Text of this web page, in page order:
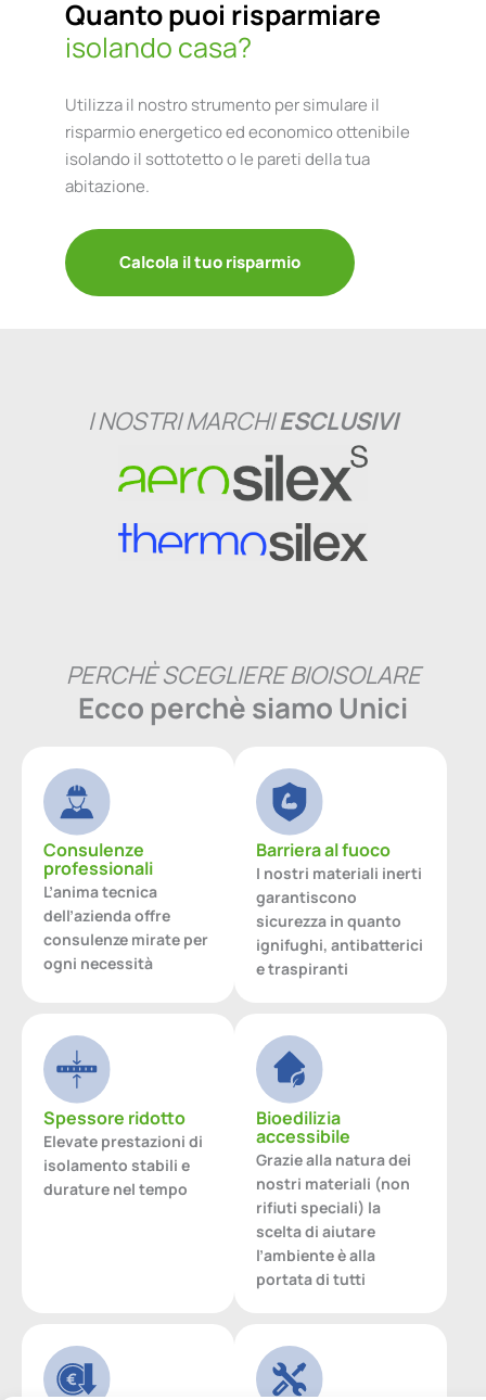
Quanto puoi risparmiare
isolando casa?
Utilizza il nostrostrumentopersimulare il
risparmioenergetico ed economico ottenibile
isolando il sottotetto o le pareti della tua
abitazione.
Calcola il tuo risparmio
I NOSTRI MARCHIESCLUSIVI
PERCHÈ SCEGLIERE BIOISOLARE
Ecco perchè siamo Unici
Consulenze
professionali
L’anima tecnica
dell’azienda offre
consulenze mirate per
ogni necessità
Barriera al fuoco
I nostri materiali inerti
garantiscono
sicurezza in quanto
ignifughi, antibatterici
e traspiranti
Spessore ridotto
Elevate prestazioni di
isolamento stabili e
durature nel tempo
Bioedilizia
accessibile
Grazie alla natura dei
nostri materiali (non
rifiuti speciali) la
scelta di aiutare
l’ambiente è alla
portata di tutti